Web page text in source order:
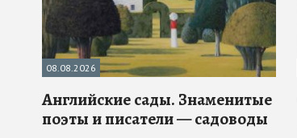
08.08.2026
Английские сады. Знаменитые
поэты и писатели — садоводы